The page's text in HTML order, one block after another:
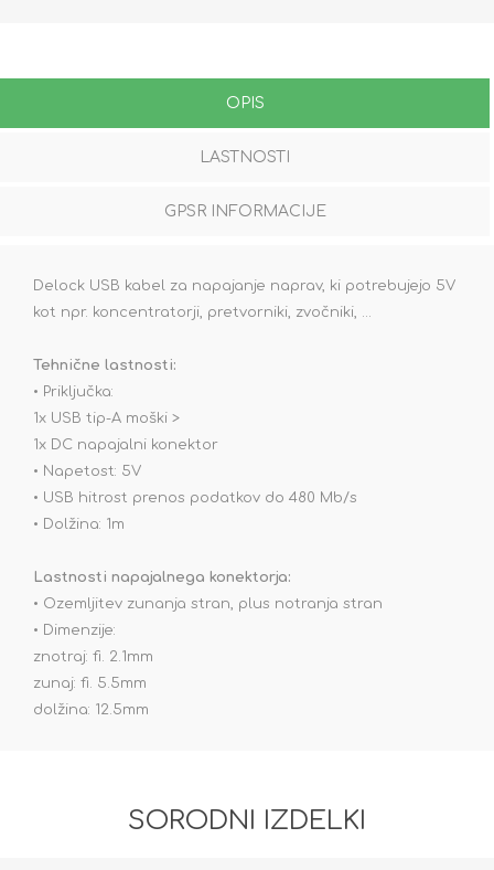
OPIS
LASTNOSTI
GPSR INFORMACIJE
Delock USB kabel za napajanje naprav, ki potrebujejo 5V
kot npr. koncentratorji, pretvorniki, zvočniki, ...
Tehnične lastnosti:
• Priključka:
1x USB tip-A moški >
1x DC napajalni konektor
• Napetost: 5V
• USB hitrost prenos podatkov do 480 Mb/s
• Dolžina: 1m
Lastnosti napajalnega konektorja:
• Ozemljitev zunanja stran, plus notranja stran
• Dimenzije:
znotraj: fi. 2.1mm
zunaj: fi. 5.5mm
dolžina: 12.5mm
SORODNI IZDELKI